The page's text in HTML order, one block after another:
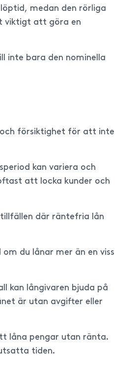
medan den rörliga
viktigt att göra en
inte bara den nominella
och försiktighet för att inte
kan variera och
att locka kunder och
där räntefria lån
du lånar mer än en viss
kan långivaren bjuda på
är utan avgifter eller
låna pengar utan ränta.
tiden.